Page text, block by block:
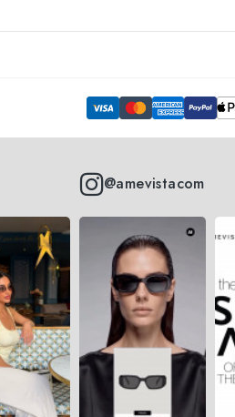
@amevistacom